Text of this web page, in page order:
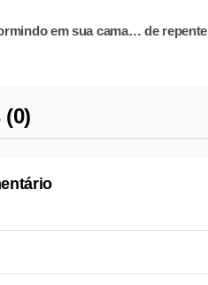
em sua cama… de repente